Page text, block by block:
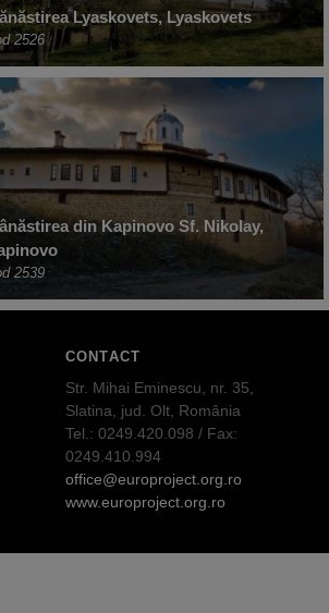
Lyaskovets, Lyaskovets
2526
din Kapinovo Sf. Nikolay,
2539
CONTACT
Str. Mihai Eminescu, nr. 35,
Slatina, jud. Olt, România
Tel.: 0249.420.098 / Fax:
0249.410.994
office@europroject.org.ro
www.europroject.org.ro